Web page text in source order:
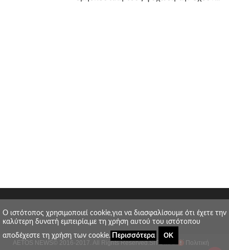
AETOS NEWS © 2016-2017. All Rights Reserved.SITE MAP Πολιτική
O ιστότοπος χρησιμοποιεί cookie,για να διασφαλίσουμε ότι έχετε την
καλύτερη δυνατή εμπειρία,με τη χρήση αυτού του ιστότοπου
αποδέχεστε τη χρήση των cookie.
Περισσότερα ΟΚ